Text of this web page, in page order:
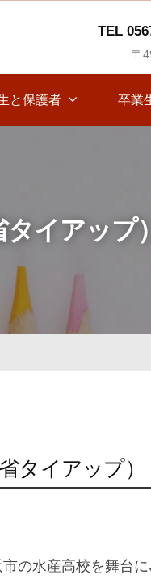
TEL
〒
と保護者 卒業
イアップ）
タイアップ）
の水産高校を舞台